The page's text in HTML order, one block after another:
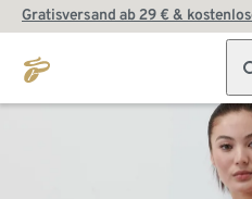
Gratisversand ab 29 € &